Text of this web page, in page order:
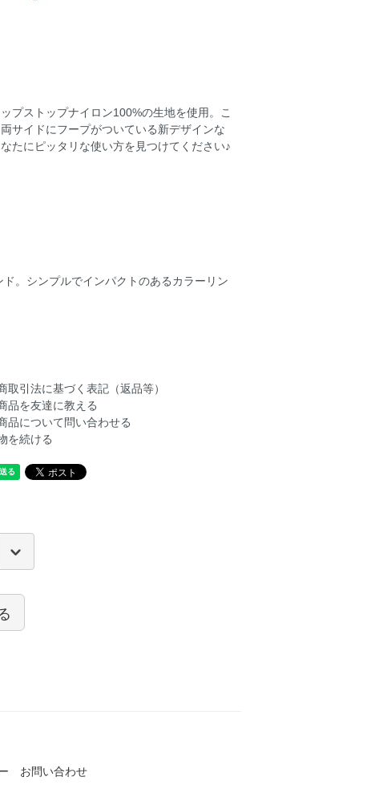
プストップナイロン100%の生地を使用。こ
サイドにフープがついている新デザインな
たにピッタリな使い方を見つけてください♪
。シンプルでインパクトのあるカラーリン
取引法に基づく表記（返品等）
品を友達に教える
品について問い合わせる
を続ける
お問い合わせ